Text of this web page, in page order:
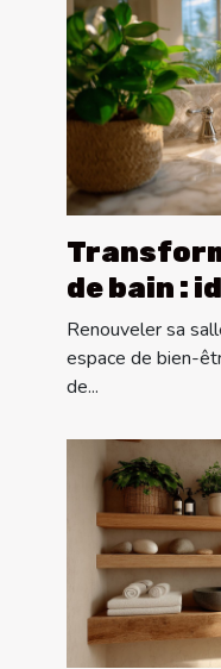
de bain :
sur
Renouveler sa
espace de bien-
de...